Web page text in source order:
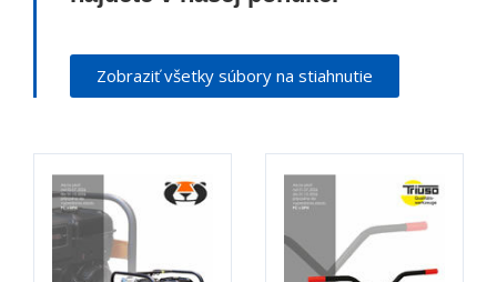
Zobraziť všetky súbory na stiahnutie